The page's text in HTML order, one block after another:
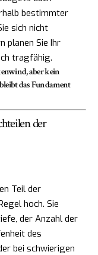
bestimmter
sich nicht
planen Sie Ihr
tragfähig.
aber kein
das Fundament
der
Teil der
hoch. Sie
der Anzahl der
des
bei schwierigen